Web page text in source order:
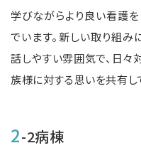
学びながらより良い看護
でいます。新しい取り組み
話しやすい雰囲気で、日々
族様に対する思いを共有し
2-2病棟